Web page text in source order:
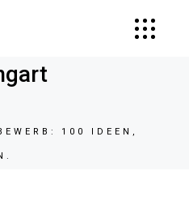
100 IDEEN,